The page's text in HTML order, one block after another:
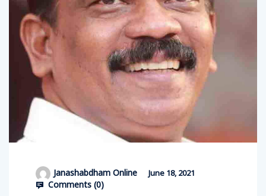
Janashabdham Online June 18, 2021
Comments (0)